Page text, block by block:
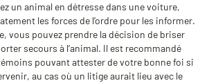
un animal en détresse dans une voiture,
les forces de l’ordre pour les informer.
vous pouvez prendre la décision de briser
secours à l’animal. Il est recommandé
pouvant attester de votre bonne foi si
au cas où un litige aurait lieu avec le